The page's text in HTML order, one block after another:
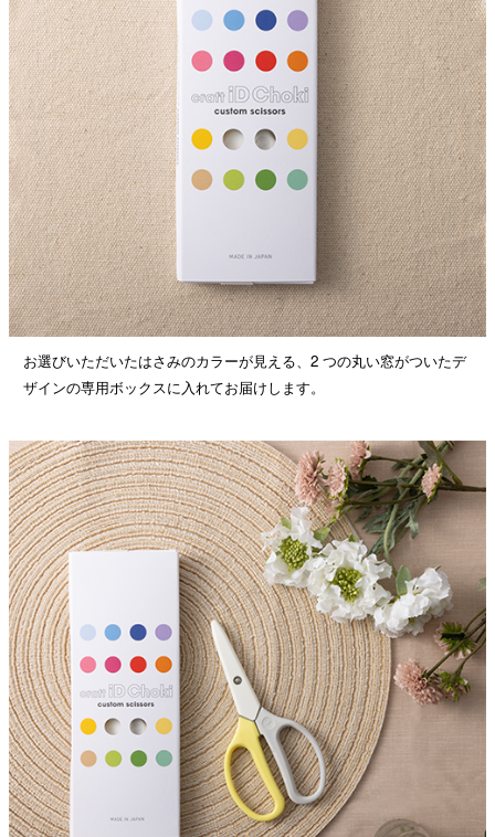
お選びいただいたはさみのカラーが見える、2 つの丸い窓がついたデ
ザインの専用ボックスに入れてお届けします。